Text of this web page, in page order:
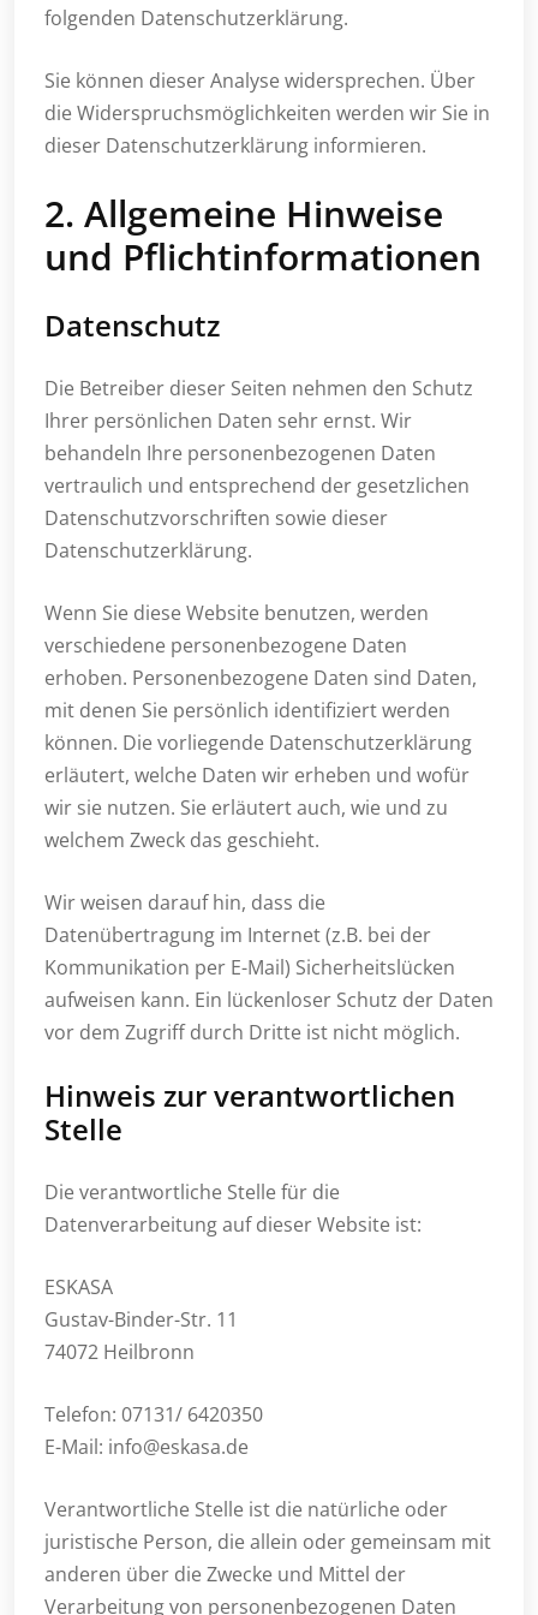
folgenden Datenschutzerklärung.
Sie können dieser Analyse widersprechen. Über
die Widerspruchsmöglichkeiten werden wir Sie in
dieser Datenschutzerklärung informieren.
2. Allgemeine Hinweise
und Pflichtinformationen
Datenschutz
Die Betreiber dieser Seiten nehmen den Schutz
Ihrer persönlichen Daten sehr ernst. Wir
behandeln Ihre personenbezogenen Daten
vertraulich und entsprechend der gesetzlichen
Datenschutzvorschriften sowie dieser
Datenschutzerklärung.
Wenn Sie diese Website benutzen, werden
verschiedene personenbezogene Daten
erhoben. Personenbezogene Daten sind Daten,
mit denen Sie persönlich identifiziert werden
können. Die vorliegende Datenschutzerklärung
erläutert, welche Daten wir erheben und wofür
wir sie nutzen. Sie erläutert auch, wie und zu
welchem Zweck das geschieht.
Wir weisen darauf hin, dass die
Datenübertragung im Internet (z.B. bei der
Kommunikation per E-Mail) Sicherheitslücken
aufweisen kann. Ein lückenloser Schutz der Daten
vor dem Zugriff durch Dritte ist nicht möglich.
Hinweis zur verantwortlichen
Stelle
Die verantwortliche Stelle für die
Datenverarbeitung auf dieser Website ist:
ESKASA
Gustav-Binder-Str. 11
74072 Heilbronn
Telefon: 07131/ 6420350
E-Mail: info@eskasa.de
Verantwortliche Stelle ist die natürliche oder
juristische Person, die allein oder gemeinsam mit
anderen über die Zwecke und Mittel der
Verarbeitung von personenbezogenen Daten